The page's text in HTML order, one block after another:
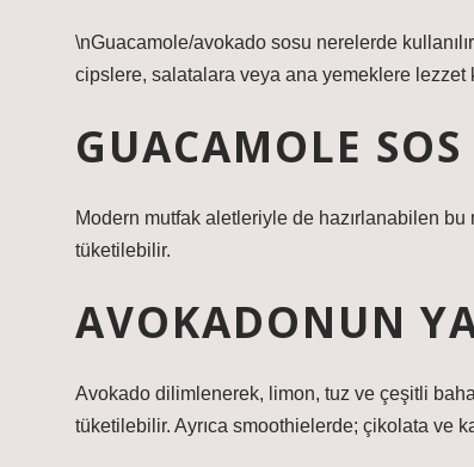
\nGuacamole/avokado sosu nerelerde
cipslere, salatalara veya ana yemeklere
GUACAMOLE
Modern mutfak aletleriyle de hazırlanabilen
tüketilebilir.
AVOKADONUN
Avokado dilimlenerek, limon, tuz ve çeşitli
tüketilebilir. Ayrıca smoothielerde; çikolata ve